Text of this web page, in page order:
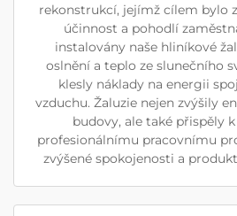
rekonstrukcí, jejímž cílem bylo
účinnost a pohodlí
instalovány naše hliníkové
oslnění a teplo ze slunečního
klesly náklady na energii
vzduchu. Žaluzie nejen zvýšily
budovy, ale také přispěly
profesionálnímu pracovnímu
zvýšené spokojenosti a